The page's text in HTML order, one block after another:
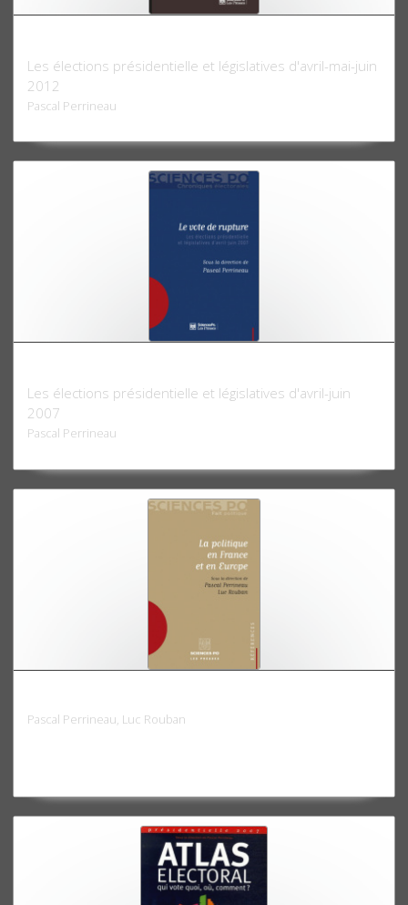
Les élections présidentielle et législatives d'avril-mai-juin
2012
Pascal Perrineau
Les élections présidentielle et législatives d'avril-juin
2007
Pascal Perrineau
Pascal Perrineau, Luc Rouban